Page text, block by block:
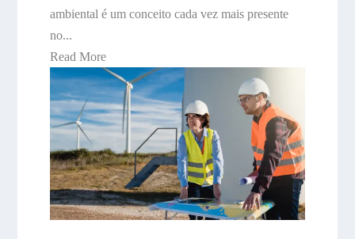
ambiental é um conceito cada vez mais presente
no...
Read More